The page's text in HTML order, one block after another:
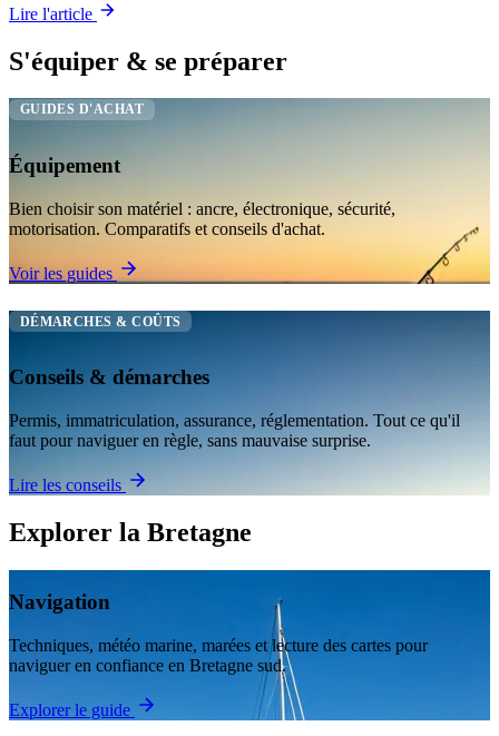
Lire l'article
S'équiper & se préparer
GUIDES D'ACHAT
Équipement
Bien choisir son matériel : ancre, électronique, sécurité,
motorisation. Comparatifs et conseils d'achat.
Voir les guides
DÉMARCHES & COÛTS
Conseils & démarches
Permis, immatriculation, assurance, réglementation. Tout ce qu'il
faut pour naviguer en règle, sans mauvaise surprise.
Lire les conseils
Explorer la Bretagne
Navigation
Techniques, météo marine, marées et lecture des cartes pour
naviguer en confiance en Bretagne sud.
Explorer le guide